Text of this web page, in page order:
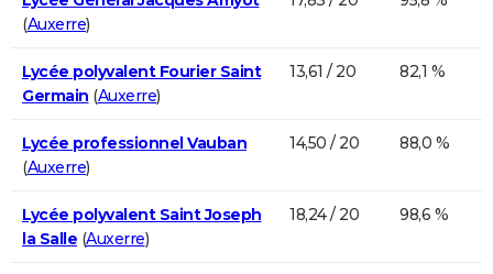
(Auxerre)
Lycée polyvalent Fourier Saint
Germain (Auxerre)
13,61 / 20 82,1 %
Lycée professionnel Vauban
(Auxerre)
14,50 / 20 88,0 %
Lycée polyvalent Saint Joseph
la Salle (Auxerre)
18,24 / 20 98,6 %